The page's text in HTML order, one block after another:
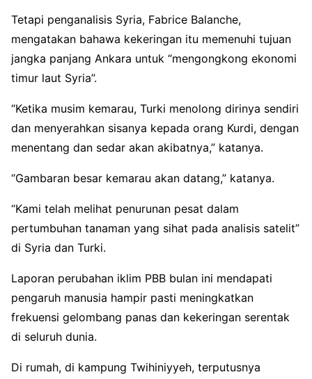
Tetapi penganalisis Syria, Fabrice Balanche,
mengatakan bahawa kekeringan itu memenuhi tujuan
jangka panjang Ankara untuk “mengongkong ekonomi
timur laut Syria”.
“Ketika musim kemarau, Turki menolong dirinya sendiri
dan menyerahkan sisanya kepada orang Kurdi, dengan
menentang dan sedar akan akibatnya,” katanya.
“Gambaran besar kemarau akan datang,” katanya.
“Kami telah melihat penurunan pesat dalam
pertumbuhan tanaman yang sihat pada analisis satelit”
di Syria dan Turki.
Laporan perubahan iklim PBB bulan ini mendapati
pengaruh manusia hampir pasti meningkatkan
frekuensi gelombang panas dan kekeringan serentak
di seluruh dunia.
Di rumah, di kampung Twihiniyyeh, terputusnya